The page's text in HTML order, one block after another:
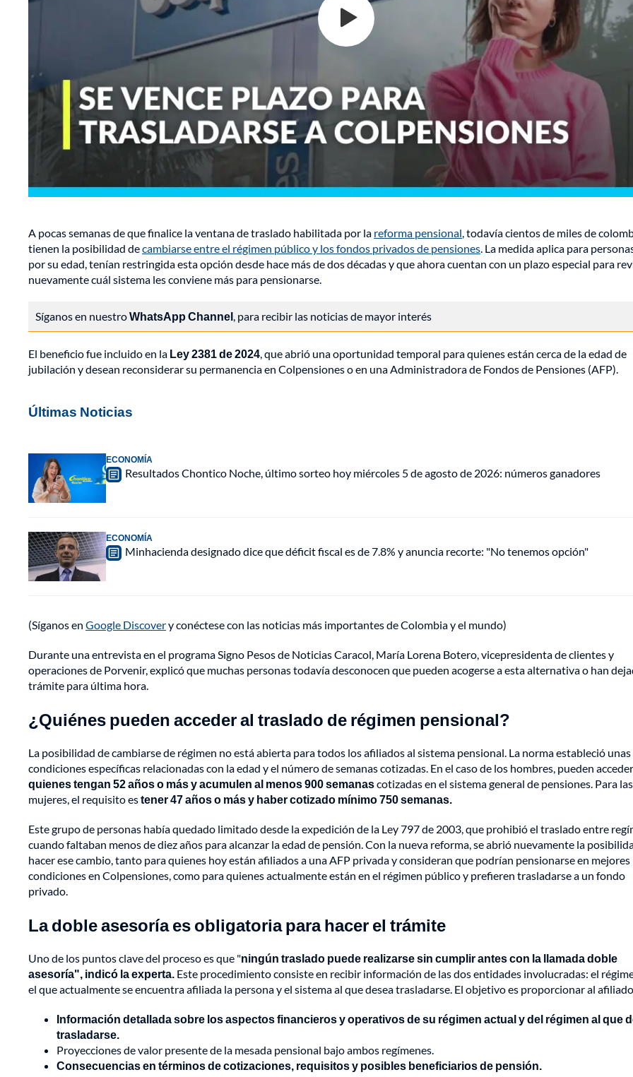
A pocas semanas de que finalice la ventana de traslado habilitada por la reforma pensional, todavía cientos de miles de
tienen la posibilidad decambiarse entre el régimen público y los fondos privados de pensiones. La medida aplica para
por su edad, tenían restringida esta opción desde hace más de dos décadas y que ahora cuentan con un plazo especial para
nuevamente cuál sistema les conviene más para pensionarse.
Síganos en nuestroWhatsApp Channel, para recibir las noticias de mayor interés
El beneficio fue incluido en la Ley 2381 de 2024, que abrió una oportunidad temporal para quienes están cerca de la edad de
jubilación y desean reconsiderar su permanencia en Colpensiones o en una Administradora de Fondos de Pensiones (AFP).
Últimas Noticias
ECONOMÍA
Resultados Chontico Noche, último sorteo hoy miércoles 5 de agosto de 2026: números ganadores
ECONOMÍA
Minhacienda designado dice que déficit fiscal es de 7.8% y anuncia recorte: "No tenemos opción"
(Síganos en Google Discovery conéctese con las noticias más importantes de Colombia y el mundo)
Durante una entrevista en el programa Signo Pesos de Noticias Caracol, María Lorena Botero, vicepresidenta de clientes y
operaciones de Porvenir, explicó que muchas personas todavía desconocen que pueden acogerse a esta alternativa o han
trámite para última hora.
¿Quiénes pueden acceder al traslado de régimen pensional?
La posibilidad de cambiarse de régimen no está abierta para todos los afiliados al sistema pensional. La norma estableció unas
condiciones específicas relacionadas con la edad y el número de semanas cotizadas. En el caso de los hombres, pueden acceder
quienes tengan 52 años o más y acumulen al menos 900 semanascotizadas en el sistema general de pensiones. Para las
mujeres, el requisito estener 47 años o más y haber cotizado mínimo 750 semanas.
Este grupo de personas había quedado limitado desde la expedición de la Ley 797 de 2003, que prohibió el traslado entre
cuando faltaban menos de diez años para alcanzar la edad de pensión. Con la nueva reforma, se abrió nuevamente la
hacer ese cambio, tanto para quienes hoy están afiliados a una AFP privada y consideran que podrían pensionarse en mejores
condiciones en Colpensiones, como para quienes actualmente están en el régimen público y prefieren trasladarse a un fondo
privado.
La doble asesoría es obligatoria para hacer el trámite
Uno de los puntos clave del proceso es que "ningún traslado puede realizarse sin cumplir antes con la llamada doble
asesoría", indicó la experta. Este procedimiento consiste en recibir información de las dos entidades involucradas: el
el que actualmente se encuentra afiliada la persona y el sistema al que desea trasladarse. El objetivo es proporcionar al
Información detallada sobre los aspectos financieros y operativos de su régimen actual y del régimen al que
trasladarse.
Proyecciones de valor presente de la mesada pensional bajo ambos regímenes.
Consecuencias en términos de cotizaciones, requisitos y posibles beneficiarios de pensión.